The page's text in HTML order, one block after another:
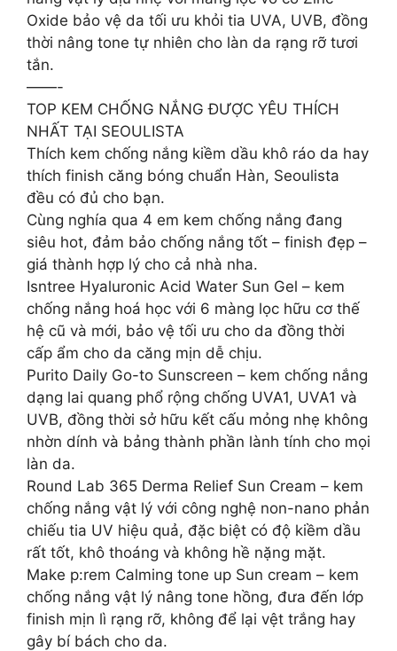
Oxide bảo vệ da tối ưu khỏi tia UVA, UVB, đồng
thời nâng tone tự nhiên cho làn da rạng rỡ tươi
tắn.
——-
TOP KEM CHỐNG NẮNG ĐƯỢC YÊU THÍCH
NHẤT TẠI SEOULISTA
Thích kem chống nắng kiềm dầu khô ráo da hay
thích finish căng bóng chuẩn Hàn, Seoulista
đều có đủ cho bạn.
Cùng nghía qua 4 em kem chống nắng đang
siêu hot, đảm bảo chống nắng tốt – finish đẹp –
giá thành hợp lý cho cả nhà nha.
Isntree Hyaluronic Acid Water Sun Gel – kem
chống nắng hoá học với 6 màng lọc hữu cơ thế
hệ cũ và mới, bảo vệ tối ưu cho da đồng thời
cấp ẩm cho da căng mịn dễ chịu.
Purito Daily Go-to Sunscreen – kem chống nắng
dạng lai quang phổ rộng chống UVA1, UVA1 và
UVB, đồng thời sở hữu kết cấu mỏng nhẹ không
nhờn dính và bảng thành phần lành tính cho mọi
làn da.
Round Lab 365 Derma Relief Sun Cream – kem
chống nắng vật lý với công nghệ non-nano phản
chiếu tia UV hiệu quả, đặc biệt có độ kiềm dầu
rất tốt, khô thoáng và không hề nặng mặt.
Make p:rem Calming tone up Sun cream – kem
chống nắng vật lý nâng tone hồng, đưa đến lớp
finish mịn lì rạng rỡ, không để lại vệt trắng hay
gây bí bách cho da.